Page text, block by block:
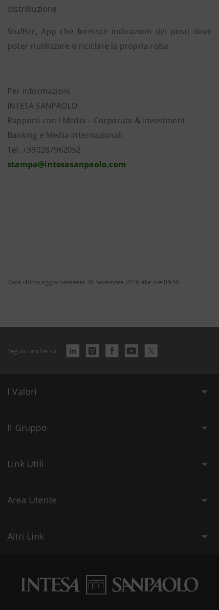
distribuzione
Stuffstr, App che fornisce indicazioni dei posti dove
poter riutilizzare o riciclare la propria roba
Per informazioni
INTESA SANPAOLO
Rapporti con i Media – Corporate & Investment
Banking e Media Internazionali
Tel. +390287962052
stampa@intesasanpaolo.com
Data ultimo aggiornamento 30 novembre 2016 alle ore 09:50
Seguici anche su
I Valori
Il Gruppo
Link Utili
Area Utente
Altri Link